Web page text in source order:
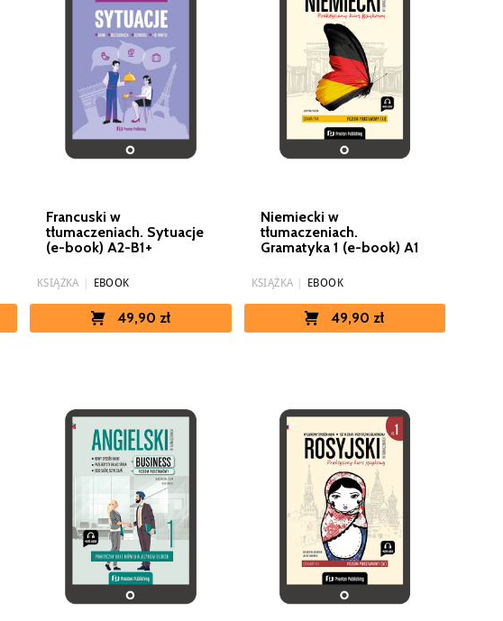
Francuski w
tłumaczeniach. Sytuacje
(e-book) A2-B1+
KSIĄŻKA EBOOK
49,90 zł
Niemiecki w
tłumaczeniach.
Gramatyka 1 (e-book) A1
KSIĄŻKA EBOOK
49,90 zł